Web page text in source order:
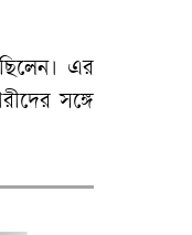
এর
সঙ্গে